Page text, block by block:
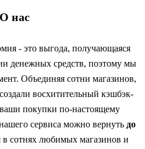
О нас
- это выгода, получающаяся
денежных средств, поэтому мы
Объединяя сотни магазинов,
восхитительный кэшбэк-
покупки по-настоящему
сервиса можно вернуть до
в сотнях любимых магазинов и